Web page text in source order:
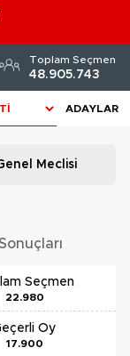
Toplam Seçmen
48.905.743
ADAYLAR
Meclisi
Seçmen
22.980
Oy
17.900